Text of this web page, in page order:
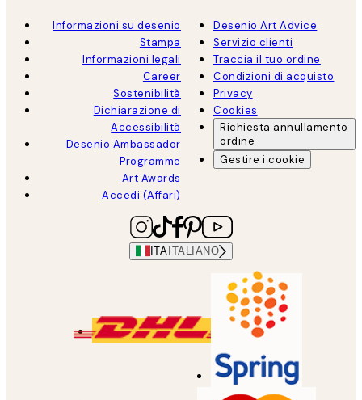
Informazioni su desenio
Stampa
Informazioni legali
Career
Sostenibilità
Dichiarazione di
Accessibilità
Desenio Ambassador
Programme
Art Awards
Accedi (Affari)
Desenio Art Advice
Servizio clienti
Traccia il tuo ordine
Condizioni di acquisto
Privacy
Cookies
Richiesta annullamento
ordine
Gestire i cookie
ITA ITALIANO